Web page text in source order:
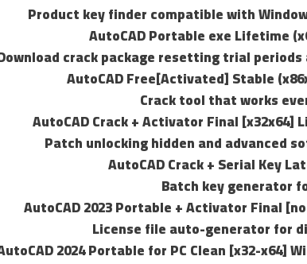
Product key finder compatible with
AutoCAD Portable exe Lifetime
crack package resetting trial
AutoCAD Free[Activated] Stable
Crack tool that works
AutoCAD Crack + Activator Final [x32x64]
Patch unlocking hidden and advanced
AutoCAD Crack + Serial Key
Batch key generator
AutoCAD 2023 Portable + Activator Final
License file auto-generator for
2024 Portable for PC Clean [x32-x64]